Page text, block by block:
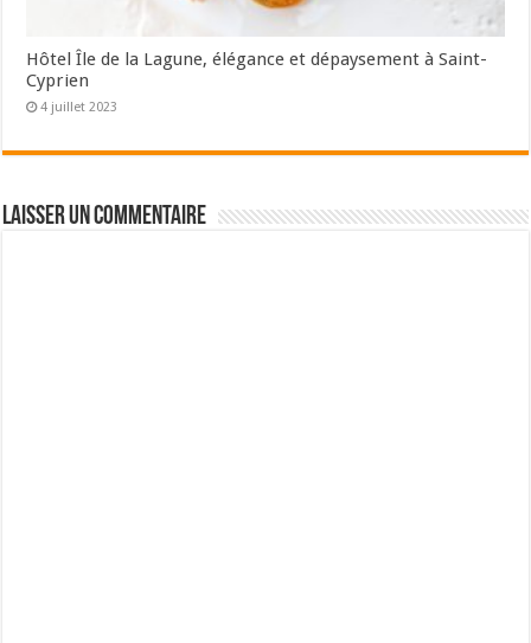
Hôtel Île de la Lagune, élégance et dépaysement à Saint-
Cyprien
4 juillet 2023
Laisser un commentaire